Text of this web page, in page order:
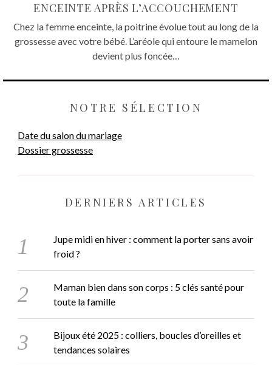
ENCEINTE APRÈS L’ACCOUCHEMENT
Chez la femme enceinte, la poitrine évolue tout au long de la
grossesse avec votre bébé. L’aréole qui entoure le mamelon
devient plus foncée…
NOTRE SÉLECTION
Date du salon du mariage
Dossier grossesse
DERNIERS ARTICLES
Jupe midi en hiver : comment la porter sans avoir
froid ?
Maman bien dans son corps : 5 clés santé pour
toute la famille
Bijoux été 2025 : colliers, boucles d’oreilles et
tendances solaires